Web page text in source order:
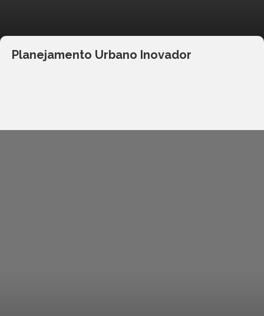
Planejamento Urbano Inovador